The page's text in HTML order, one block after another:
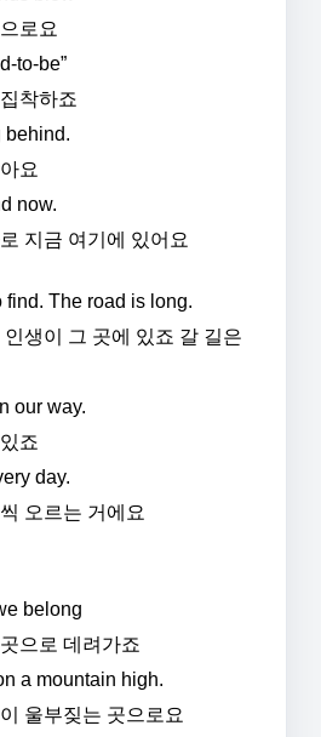
로요
to-be”
착하죠
behind.
요
now.
지금 여기에 있어요
find. The road is long.
생이 그 곳에 있죠 갈 길은
our way.
죠
day.
오르는 거에요
belong
으로 데려가죠
a mountain high.
울부짖는 곳으로요